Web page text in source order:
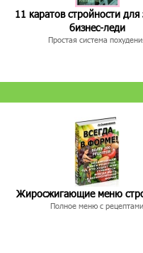
11 каратов стройности для
бизнес-леди
Простая система
Жиросжигающие меню
Полное меню с рецептами